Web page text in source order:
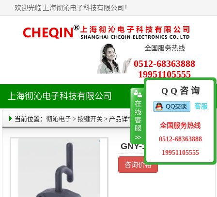
欢迎光临 上海彻沁电子科技有限公司 !
全国服务热线
0512-68363888
19951105555
航
单
上海彻沁电子科技有限公司
当前位置： 彻沁电子> 按键开关> 产品详情
GNY-1-01按钮开关
咨询价格
Q Q 咨 询
客服
全国服务热线
0512-68363888
19951105555